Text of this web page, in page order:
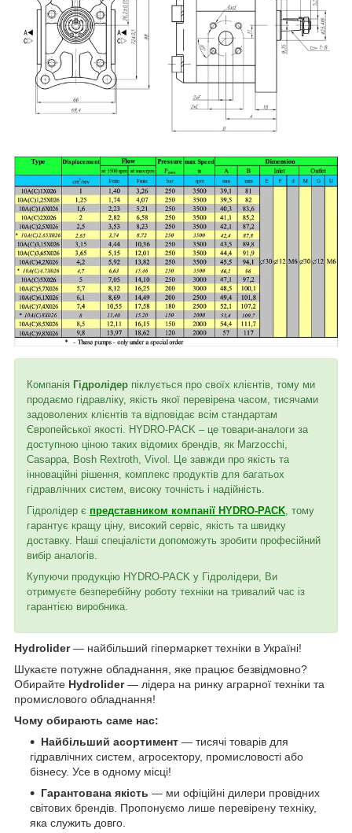
Компанія Гідролідер піклується про своїх клієнтів, тому ми
продаємо гідравліку, якість якої перевірена часом, тисячами
задоволених клієнтів та відповідає всім стандартам
Європейської якості. HYDRO-PACK – це товари-аналоги за
доступною ціною таких відомих брендів, як Marzocchi,
Casappa, Bosh Rextroth, Vivol. Це завжди про якість та
інноваційні рішення, комплекс продуктів для багатьох
гідравлічних систем, високу точність і надійність.
Гідролідер є представником компанії HYDRO-PACK , тому
гарантує кращу ціну, високий сервіс, якість та швидку
доставку. Наші спеціалісти допоможуть зробити професійний
вибір аналогів.
Купуючи продукцію HYDRO-PACK у Гідролідери, Ви
отримуєте безперебійну роботу техніки на тривалий час із
гарантією виробника.
Hydrolider— найбільший гіпермаркет техніки в Україні!
Шукаєте потужне обладнання, яке працює безвідмовно?
Обирайте Hydrolider— лідера на ринку аграрної техніки та
промислового обладнання!
Чому обирають саме нас:
Найбільший асортимент — тисячі товарів для
гідравлічних систем, агросектору, промисловості або
бізнесу. Усе в одному місці!
Гарантована якість — ми офіційні дилери провідних
світових брендів. Пропонуємо лише перевірену техніку,
яка служить довго.